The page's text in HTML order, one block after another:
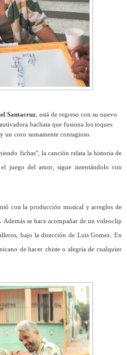
Santacruz , está de regreso con su nuevo
bachata que fusiona los toques
un coro sumamente contagioso.
fichas", la canción relata la historia de
juego del amor, sigue intentándolo con
con la producción musical y arreglos de
Además se hace acompañar de un videoclip
bajo la dirección de Luis Gomez. En
de hacer chiste o alegría de cualquier